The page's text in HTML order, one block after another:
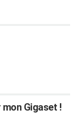
Gigaset !